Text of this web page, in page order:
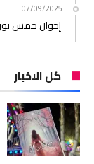
07/09/2025
إخوان حمس
كل الاخبار